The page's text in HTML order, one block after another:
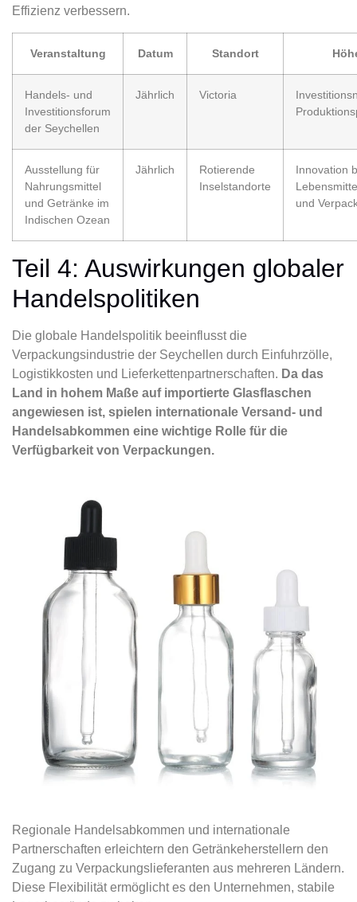
Effizienz verbessern.
Veranstaltung Datum Standort
Handels- und
Investitionsforum
der Seychellen
Jährlich Victoria
Ausstellung für
Nahrungsmittel
und Getränke im
Indischen Ozean
Jährlich
Rotierende
Inselstandorte
Innovation
und
Teil 4: Auswirkungen globaler
Handelspolitiken
Die globale Handelspolitik beeinflusst die
Verpackungsindustrie der Seychellen durch Einfuhrzölle,
Logistikkosten und Lieferkettenpartnerschaften. Da das
Land in hohem Maße auf importierte Glasflaschen
angewiesen ist, spielen internationale Versand- und
Handelsabkommen eine wichtige Rolle für die
Verfügbarkeit von Verpackungen.
Regionale Handelsabkommen und internationale
Partnerschaften erleichtern den Getränkeherstellern den
Zugang zu Verpackungslieferanten aus mehreren Ländern.
Diese Flexibilität ermöglicht es den Unternehmen, stabile